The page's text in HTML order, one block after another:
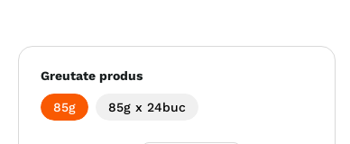
Greutate produs
85g 85g x 24buc